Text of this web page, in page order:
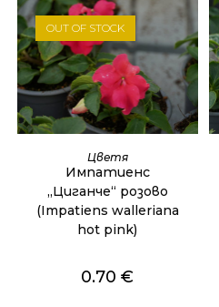
OUT OF STOCK
ОЩЕ
Цветя
Импатиенс
„Циганче“ розово
(Impatiens walleriana
hot pink)
0.70€